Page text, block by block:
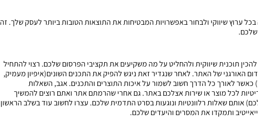
ערוץ שיווקי ולבחור באפשרויות המבטיחות את התוצאות הטובות ביותר לעסק שלך. זה
תוכנית שיווקית ולהחליט על מה משקיעים את תקציבי הפרסום שלכם. רצוי להתחיל
האורגני של האתר. לאחר שנגדיר זאת ניגש להפיק את התכנים השונים(איפיון מעמיק,
כאשר לאורך כל הדרך חשוב לשמור על איכות התוצרים והתכנים. אגב, השאלות
לכל מוצר או שירות אצלכם באתר. גם אחרי שהרמתם אתר ואתם רוצים להמשיך
אותם שאלות רלוונטיות ונוגעות בסרט התדמית שלכם. עצרו לחשוב עוד בשלב הראשון
ותמקדו את המסרים והיעדים שלכם.